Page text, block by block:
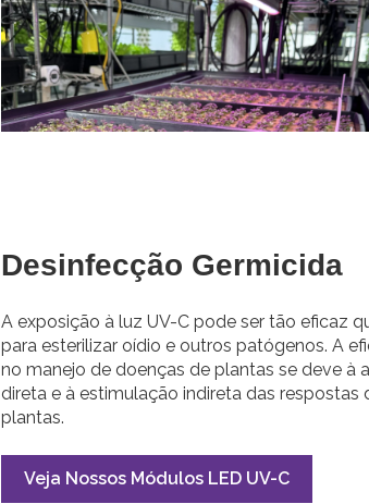
Desinfecção Germicida
A exposição à luz UV-C pode ser tão eficaz
para esterilizar oídio e outros patógenos. A
no manejo de doenças de plantas se deve à
direta e à estimulação indireta das respostas
plantas.
Veja Nossos Módulos LED UV-C